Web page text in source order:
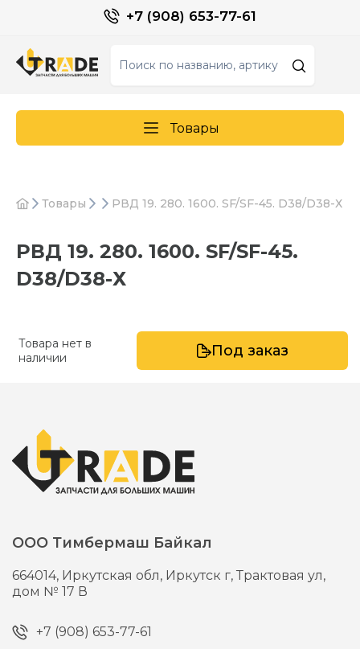
+7 (908) 653-77-61
Товары
Товары РВД 19. 280. 1600. SF/SF-45. D38/D38-Х
РВД 19. 280. 1600. SF/SF-45.
D38/D38-Х
Товара нет в
наличии
Под заказ
ООО Тимбермаш Байкал
664014, Иркутская обл, Иркутск г,Трактовая ул,
дом № 17 В
+7 (908) 653-77-61